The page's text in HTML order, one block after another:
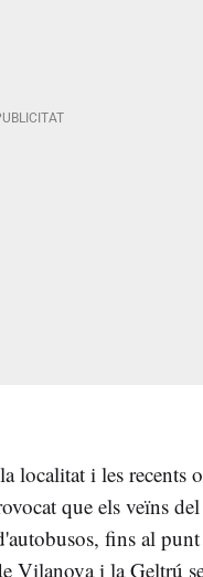
localitat i les recents
que els veïns
fins al
Vilanova i la Geltrú